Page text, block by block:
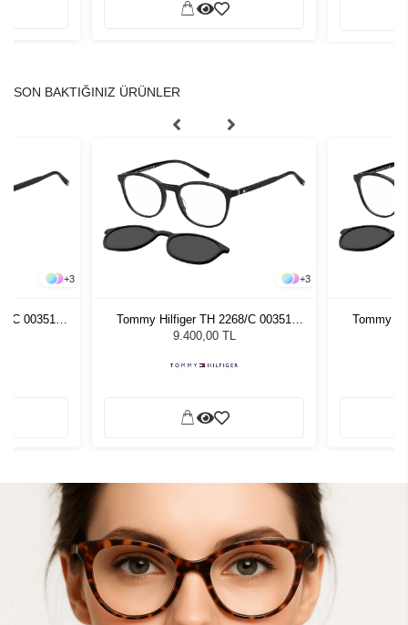
SON BAKTIĞINIZ ÜRÜNLER
+3
C 00351
+3
Tommy Hilfiger TH 2268/C 00351
Unisex Güneş Gözlüğü
9.400,00 TL
Tommy